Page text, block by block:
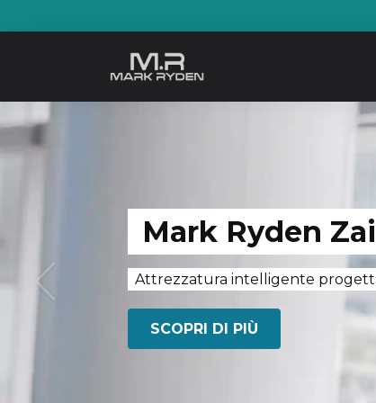
to
Mark Ryden
Attrezzatura intelligente
SCOPRI DI PIÙ